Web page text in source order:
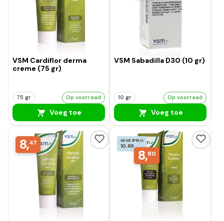
VSM Cardiflor derma
creme (75 gr)
75 gr Op voorraad
Voeg toe
VSM Sabadilla D30 (10 gr)
10 gr Op voorraad
Voeg toe
8,47 ADVIESPRIJS
10,69
8,80